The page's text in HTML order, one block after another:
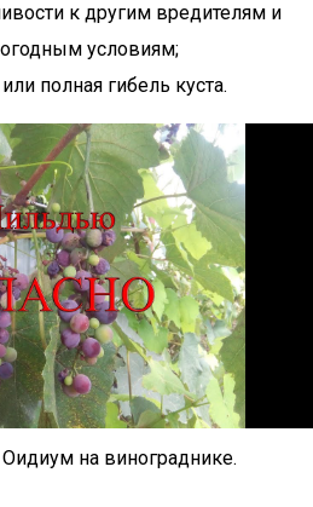
к другим вредителям и
условиям;
полная гибель куста.
на винограднике.